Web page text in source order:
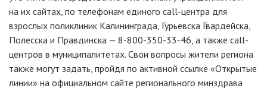
на их сайтах, по телефонам единого call-центра для
взрослых поликлиник Калининграда, Гурьевска Гвардейска,
Полесска и Правдинска — 8-800-350-33-46, а также call-
центров в муниципалитетах. Свои вопросы жители региона
также могут задать, пройдя по активной ссылке «Открытые
линии» на официальном сайте регионального минздрава